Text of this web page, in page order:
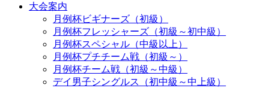
大会案内
月例杯ビギナーズ（初級）
月例杯フレッシャーズ（初級～初中級）
月例杯スペシャル（中級以上）
月例杯プチチーム戦（初級～）
月例杯チーム戦（初級～中級）
デイ男子シングルス（初中級～中上級）